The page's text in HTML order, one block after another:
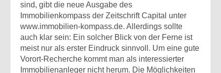
sind, gibt die neue Ausgabe des
Immobilienkompass der Zeitschrift Capital unter
www.immobilien-kompass.de. Allerdings sollte
auch klar sein: Ein solcher Blick von der Ferne ist
meist nur als erster Eindruck sinnvoll. Um eine gute
Vorort-Recherche kommt man als interessierter
Immobilienanleger nicht herum. Die Möglichkeiten